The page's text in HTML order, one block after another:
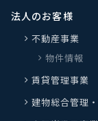
法人のお客様
不動産事業
物件情報
賃貸管理事業
建物総合管理